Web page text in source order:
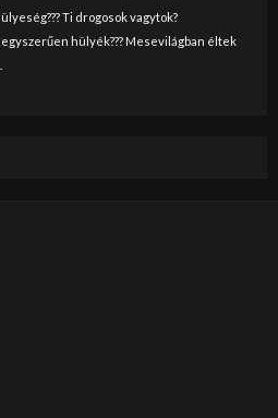
Ti drogosok vagytok?
hülyék??? Mesevilágban éltek